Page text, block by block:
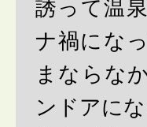
誘って温
ナ禍にな
まならな
ンドアに